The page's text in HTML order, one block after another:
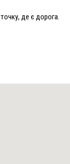
де є дорога.